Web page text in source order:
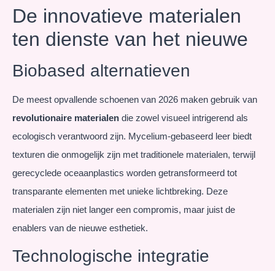
De innovatieve materialen
ten dienste van het nieuwe
Biobased alternatieven
De meest opvallende schoenen van 2026 maken gebruik van
revolutionaire materialen die zowel visueel intrigerend als
ecologisch verantwoord zijn. Mycelium-gebaseerd leer biedt
texturen die onmogelijk zijn met traditionele materialen, terwijl
gerecyclede oceaanplastics worden getransformeerd tot
transparante elementen met unieke lichtbreking. Deze
materialen zijn niet langer een compromis, maar juist de
enablers van de nieuwe esthetiek.
Technologische integratie